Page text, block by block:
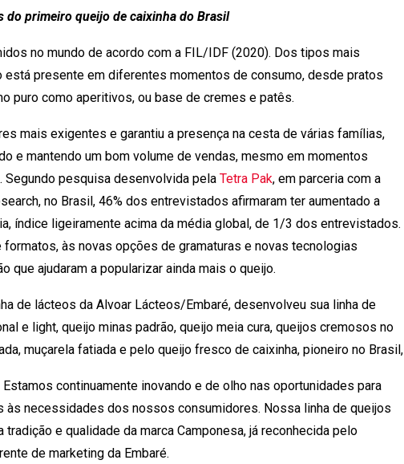
do primeiro queijo de caixinha do Brasil
no mundo de acordo com a FIL/IDF (2020). Dos tipos mais
presente em diferentes momentos de consumo, desde pratos
puro como aperitivos, ou base de cremes e patês.
mais exigentes e garantiu a presença na cesta de várias famílias,
e mantendo um bom volume de vendas, mesmo em momentos
pesquisa desenvolvida pela Tetra Pak, em parceria com a
no Brasil, 46% dos entrevistados afirmaram ter aumentado a
índice ligeiramente acima da média global, de 1/3 dos entrevistados.
às novas opções de gramaturas e novas tecnologias
que ajudaram a popularizar ainda mais o queijo.
de lácteos da Alvoar Lácteos/Embaré, desenvolveu sua linha de
e light, queijo minas padrão, queijo meia cura, queijos cremosos no
muçarela fatiada e pelo queijo fresco de caixinha, pioneiro no Brasil,
continuamente inovando e de olho nas oportunidades para
necessidades dos nossos consumidores. Nossa linha de queijos
e qualidade da marca Camponesa, já reconhecida pelo
de marketing da Embaré.